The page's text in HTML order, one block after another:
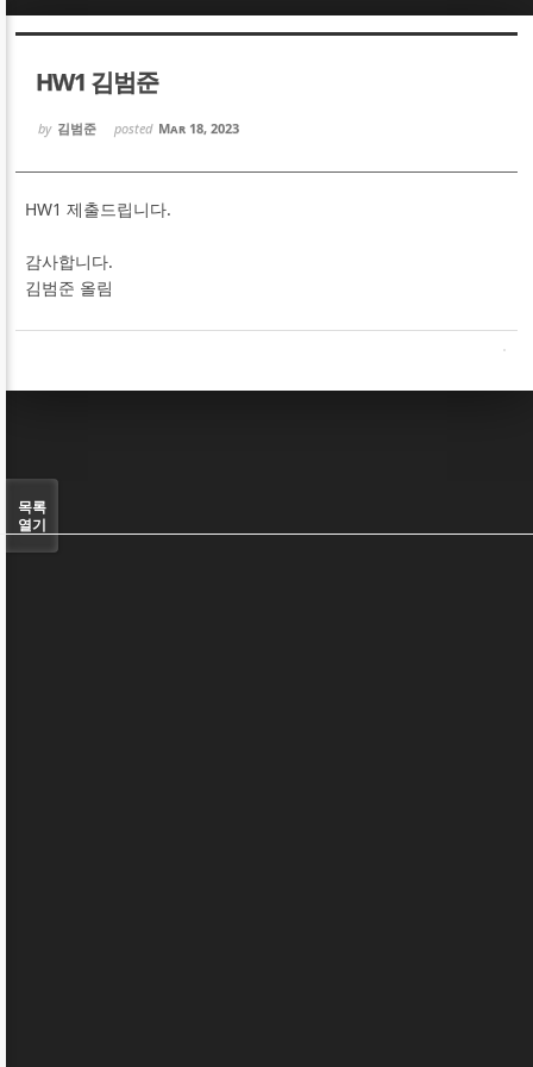
HW1 김범준
by 김범준 posted Mar 18, 2023
HW1 제출드립니다.
감사합니다.
김범준 올림
목록
열기
Sketchbook5, 스케치북5
Sketchbook5, 스케치북5
Sketchbook5, 스케치북5
Sketchbook5, 스케치북5